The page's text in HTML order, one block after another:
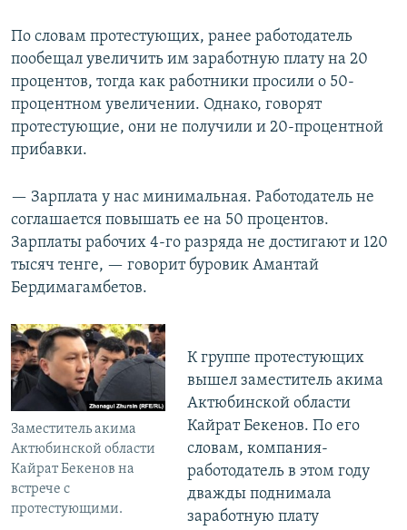
По словам протестующих, ранее работодатель
пообещал увеличить им заработную плату на 20
процентов, тогда как работники просили о 50-
процентном увеличении. Однако, говорят
протестующие, они не получили и 20-процентной
прибавки.
— Зарплата у нас минимальная. Работодатель не
соглашается повышать ее на 50 процентов.
Зарплаты рабочих 4-го разряда не достигают и 120
тысяч тенге, — говорит буровик Амантай
Бердимагамбетов.
Заместитель акима
Актюбинской области
Кайрат Бекенов на
встрече с
протестующими.
К группе протестующих
вышел заместитель акима
Актюбинской области
Кайрат Бекенов. По его
словам, компания-
работодатель в этом году
дважды поднимала
заработную плату